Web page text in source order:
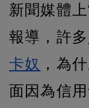
新聞媒體
報導，許
卡奴 ，為
面因為信